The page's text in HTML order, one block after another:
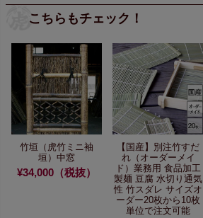
こちらもチェック！
竹垣（虎竹ミニ袖
垣）中窓
¥34,000（税抜）
【国産】別注竹すだ
れ（オーダーメイ
ド）業務用 食品加工
製麺 豆腐 水切り通気
性 竹スダレ サイズオ
ーダー20枚から10枚
単位で注文可能